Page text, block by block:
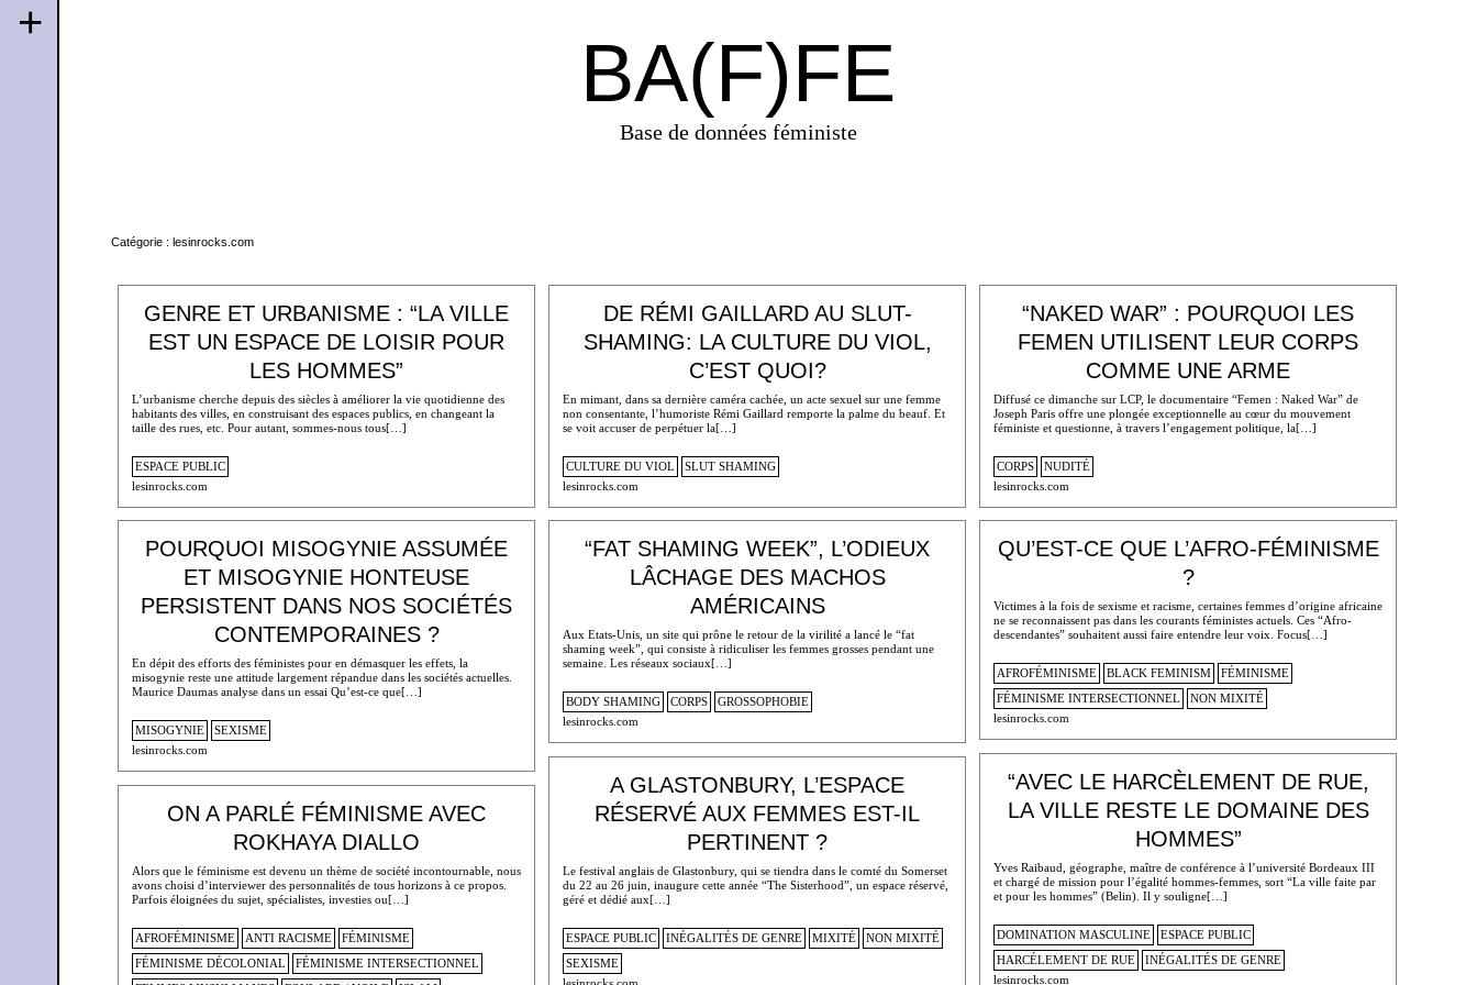
BA(F)FE
Base de données féministe
+
Catégorie : lesinrocks.com
GENRE ET URBANISME : “LA VILLE
EST UN ESPACE DE LOISIR POUR
LES HOMMES”
L’urbanisme cherche depuis des siècles à améliorer la vie quotidienne des
habitants des villes, en construisant des espaces publics, en changeant la
taille des rues, etc. Pour autant, sommes-nous tous[…]
ESPACE PUBLIC
lesinrocks.com
DE RÉMI GAILLARD AU SLUT-
SHAMING: LA CULTURE DU VIOL,
C’EST QUOI?
En mimant, dans sa dernière caméra cachée, un acte sexuel sur une femme
non consentante, l’humoriste Rémi Gaillard remporte la palme du beauf. Et
se voit accuser de perpétuer la[…]
CULTURE DU VIOL
SLUT SHAMING
lesinrocks.com
“NAKED WAR” : POURQUOI LES
FEMEN UTILISENT LEUR CORPS
COMME UNE ARME
Diffusé ce dimanche sur LCP, le documentaire “Femen : Naked War” de
Joseph Paris offre une plongée exceptionnelle au cœur du mouvement
féministe et questionne, à travers l’engagement politique, la[…]
CORPS
NUDITÉ
lesinrocks.com
POURQUOI MISOGYNIE ASSUMÉE
ET MISOGYNIE HONTEUSE
PERSISTENT DANS NOS SOCIÉTÉS
CONTEMPORAINES ?
En dépit des efforts des féministes pour en démasquer les effets, la
misogynie reste une attitude largement répandue dans les sociétés actuelles.
Maurice Daumas analyse dans un essai Qu’est-ce que[…]
MISOGYNIE
SEXISME
lesinrocks.com
“FAT SHAMING WEEK”, L’ODIEUX
LÂCHAGE DES MACHOS
AMÉRICAINS
Aux Etats-Unis, un site qui prône le retour de la virilité a lancé le “fat
shaming week”, qui consiste à ridiculiser les femmes grosses pendant une
semaine. Les réseaux sociaux[…]
BODY SHAMING CORPS
GROSSOPHOBIE
lesinrocks.com
QU’EST-CE QUE L’AFRO-FÉMINISME
?
Victimes à la fois de sexisme et racisme, certaines femmes d’origine africaine
ne se reconnaissent pas dans les courants féministes actuels. Ces “Afro-
descendantes” souhaitent aussi faire entendre leur voix. Focus[…]
AFROFÉMINISME BLACK FEMINISM
FÉMINISME
FÉMINISME INTERSECTIONNEL
NON MIXITÉ
lesinrocks.com
“AVEC LE HARCÈLEMENT DE RUE,
LA VILLE RESTE LE DOMAINE DES
HOMMES”
Yves Raibaud, géographe, maître de conférence à l’université Bordeaux III
et chargé de mission pour l’égalité hommes-femmes, sort “La ville faite par
et pour les hommes” (Belin). Il y souligne[…]
DOMINATION MASCULINE
ESPACE PUBLIC
HARCÉLEMENT DE RUE
INÉGALITÉS DE GENRE
lesinrocks.com
A GLASTONBURY, L’ESPACE
RÉSERVÉ AUX FEMMES EST-IL
PERTINENT ?
Le festival anglais de Glastonbury, qui se tiendra dans le comté du Somerset
du 22 au 26 juin, inaugure cette année “The Sisterhood”, un espace réservé,
géré et dédié aux[…]
ESPACE PUBLIC INÉGALITÉS DE GENRE MIXITÉ
NON MIXITÉ
SEXISME
ON A PARLÉ FÉMINISME AVEC
ROKHAYA DIALLO
Alors que le féminisme est devenu un thème de société incontournable, nous
avons choisi d’interviewer des personnalités de tous horizons à ce propos.
Parfois éloignées du sujet, spécialistes, investies ou[…]
AFROFÉMINISME ANTI RACISME
FÉMINISME
FÉMINISME DÉCOLONIAL
FÉMINISME INTERSECTIONNEL